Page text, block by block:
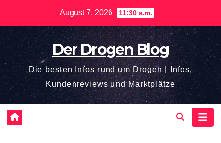
springen
August 7, 2026 11:30 a.m.
Der Drogen Blog
Die besten Infos rund um Drogen | Infos,
Kundenreviews und Marktplätze